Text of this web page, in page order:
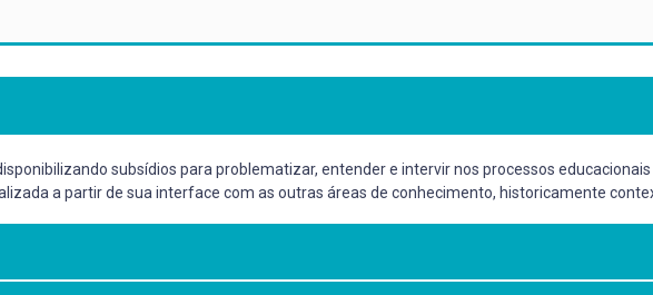
subsídios para problematizar, entender e intervir nos processos
a partir de sua interface com as outras áreas de conhecimento, historicamente